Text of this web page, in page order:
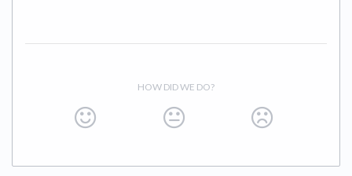
HOW DID WE DO?